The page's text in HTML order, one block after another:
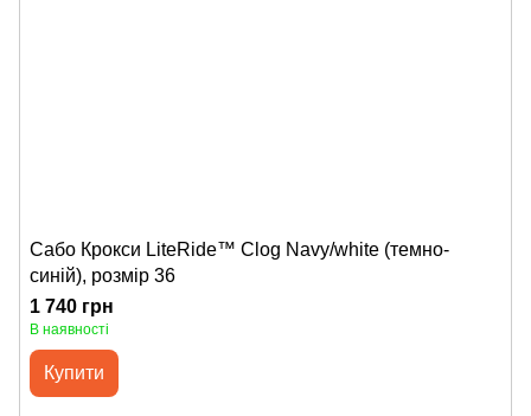
Сабо Крокси LiteRide™ Clog Navy/white (темно-
синій), розмір 36
1 740 грн
В наявності
Купити